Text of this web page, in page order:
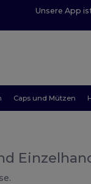
Unsere App
Caps und Mützen